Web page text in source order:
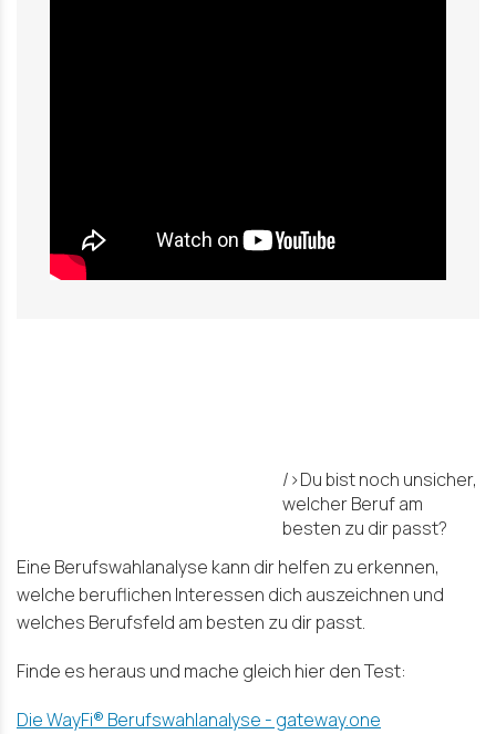
/>Du bist noch unsicher,
welcher Beruf am
besten zu dir passt?
Eine Berufswahlanalyse kann dir helfen zu erkennen,
welche beruflichen Interessen dich auszeichnen und
welches Berufsfeld am besten zu dir passt.
Finde es heraus und mache gleich hier den Test:
Die WayFi® Berufswahlanalyse - gateway.one